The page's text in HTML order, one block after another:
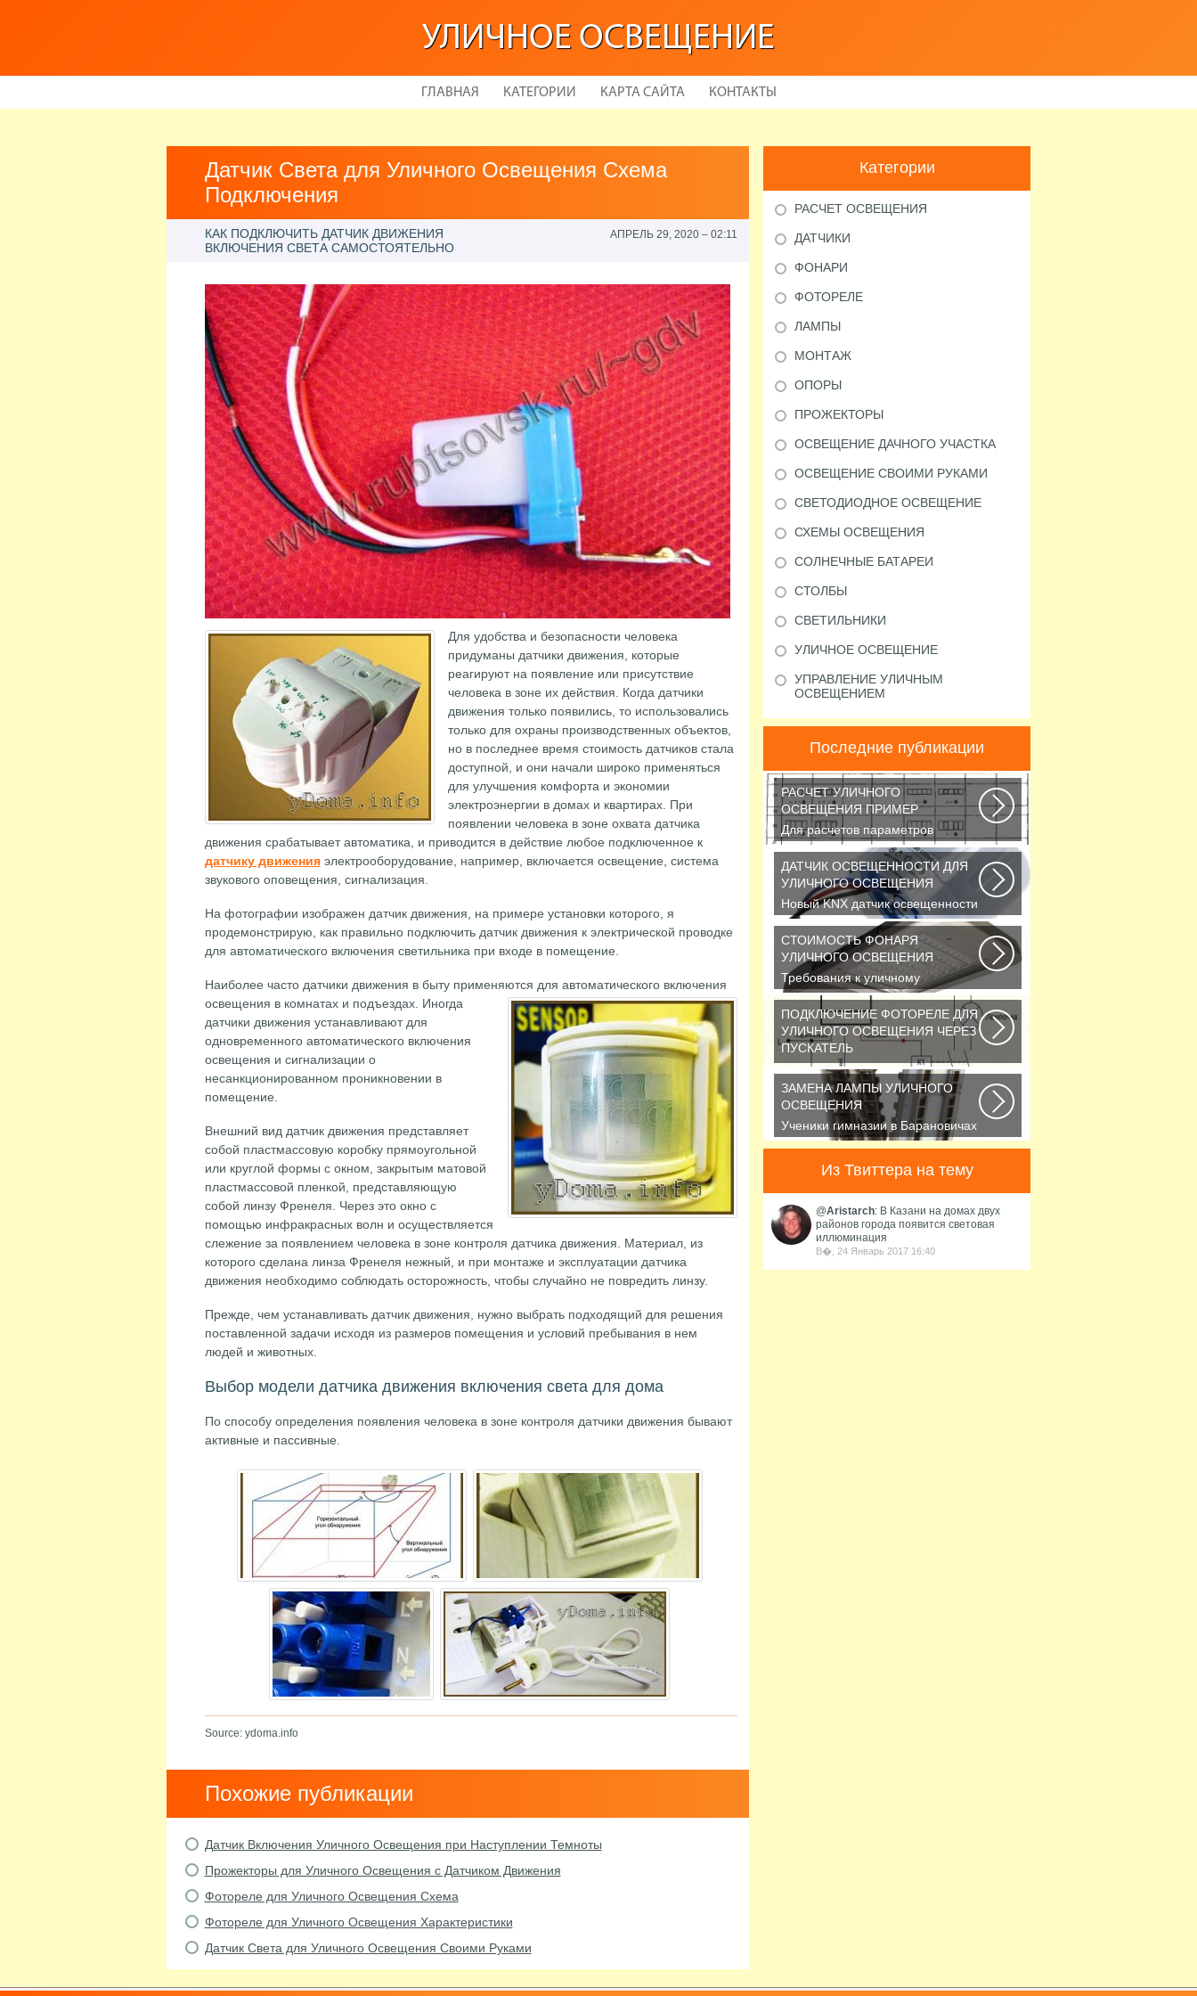
УЛИЧНОЕ ОСВЕЩЕНИЕ
ГЛАВНАЯ КАТЕГОРИИ КАРТА САЙТА КОНТАКТЫ
Датчик Света для Уличного Освещения Схема
Подключения
КАК ПОДКЛЮЧИТЬ ДАТЧИК ДВИЖЕНИЯ
ВКЛЮЧЕНИЯ СВЕТА САМОСТОЯТЕЛЬНО
АПРЕЛЬ 29, 2020 – 02:11
Для удобства и безопасности человека
придуманы датчики движения, которые
реагируют на появление или присутствие
человека в зоне их действия. Когда датчики
движения только появились, то использовались
только для охраны производственных объектов,
но в последнее время стоимость датчиков стала
доступной, и они начали широко применяться
для улучшения комфорта и экономии
электроэнергии в домах и квартирах. При
появлении человека в зоне охвата датчика
движения срабатывает автоматика, и приводится в действие любое подключенное к
датчику движенияэлектрооборудование, например, включается освещение, система
звукового оповещения, сигнализация.
На фотографии изображен датчик движения, на примере установки которого, я
продемонстрирую, как правильно подключить датчик движения к электрической проводке
для автоматического включения светильника при входе в помещение.
Наиболее часто датчики движения в быту применяются для автоматического включения
освещения в комнатах и подъездах. Иногда
датчики движения устанавливают для
одновременного автоматического включения
освещения и сигнализации о
несанкционированном проникновении в
помещение.
Внешний вид датчик движения представляет
собой пластмассовую коробку прямоугольной
или круглой формы с окном, закрытым матовой
пластмассовой пленкой, представляющую
собой линзу Френеля. Через это окно с
помощью инфракрасных волн и осуществляется
слежение за появлением человека в зоне контроля датчика движения. Материал, из
которого сделана линза Френеля нежный, и при монтаже и эксплуатации датчика
движения необходимо соблюдать осторожность, чтобы случайно не повредить линзу.
Прежде, чем устанавливать датчик движения, нужно выбрать подходящий для решения
поставленной задачи исходя из размеров помещения и условий пребывания в нем
людей и животных.
Выбор модели датчика движения включения света для дома
По способу определения появления человека в зоне контроля датчики движения бывают
активные и пассивные.
Source: ydoma.info
Похожие публикации
Датчик Включения Уличного Освещения при Наступлении Темноты
Прожекторы для Уличного Освещения с Датчиком Движения
Фотореле для Уличного Освещения Схема
Фотореле для Уличного Освещения Характеристики
Датчик Света для Уличного Освещения Своими Руками
Категории
РАСЧЕТ ОСВЕЩЕНИЯ
ДАТЧИКИ
ФОНАРИ
ФОТОРЕЛЕ
ЛАМПЫ
МОНТАЖ
ОПОРЫ
ПРОЖЕКТОРЫ
ОСВЕЩЕНИЕ ДАЧНОГО УЧАСТКА
ОСВЕЩЕНИЕ СВОИМИ РУКАМИ
СВЕТОДИОДНОЕ ОСВЕЩЕНИЕ
СХЕМЫ ОСВЕЩЕНИЯ
СОЛНЕЧНЫЕ БАТАРЕИ
СТОЛБЫ
СВЕТИЛЬНИКИ
УЛИЧНОЕ ОСВЕЩЕНИЕ
УПРАВЛЕНИЕ УЛИЧНЫМ
ОСВЕЩЕНИЕМ
Последние публикации
РАСЧЕТ УЛИЧНОГО
ОСВЕЩЕНИЯ ПРИМЕР
Для расчетов параметров
наружного освещения
применяется
сертифицированный...
ДАТЧИК ОСВЕЩЕННОСТИ ДЛЯ
УЛИЧНОГО ОСВЕЩЕНИЯ
Новый KNX датчик освещенности
LUNA 134 KNX от Theben стал
ещё более простым...
СТОИМОСТЬ ФОНАРЯ
УЛИЧНОГО ОСВЕЩЕНИЯ
Требования к уличному
освещению регулируется рядом
ГОСТов и СНиПов,
описывающих...
ПОДКЛЮЧЕНИЕ ФОТОРЕЛЕ ДЛЯ
УЛИЧНОГО ОСВЕЩЕНИЯ ЧЕРЕЗ
ПУСКАТЕЛЬ
В повседневной жизни все чаще
применяется фотореле,
называемое также, сумеречным...
ЗАМЕНА ЛАМПЫ УЛИЧНОГО
ОСВЕЩЕНИЯ
Ученики гимназии в Барановичах
собрали солнечную батарею
Из Твиттера на тему
@Aristarch: В Казани на домах двух
районов города появится световая
иллюминация
В�, 24 Январь 2017 16:40